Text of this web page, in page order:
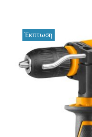
Έκπτωση